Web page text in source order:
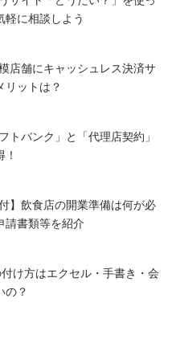
軽に相談しよう
店舗にキャッシュレス決済サ
リットは？
トバンク」と「代理店契約」
】飲食店の開業準備は何が必
請書類等を紹介
け方はエクセル・手書き・会
の？